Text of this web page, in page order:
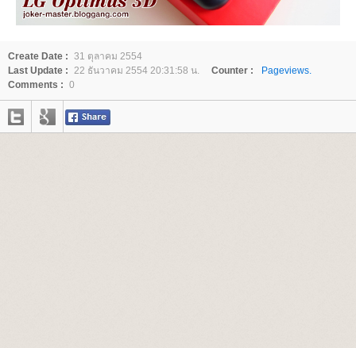
Create Date : 31 ตุลาคม 2554
Last Update :
22 ธันวาคม 2554 20:31:58 น. Counter :
Pageviews.
Comments : 0